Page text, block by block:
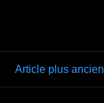
Article plus ancien